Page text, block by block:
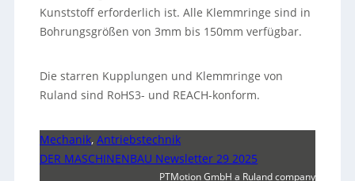
Kunststoff erforderlich ist. Alle Klemmringe sind in
Bohrungsgrößen von 3mm bis 150mm verfügbar.
Die starren Kupplungen und Klemmringe von
Ruland sind RoHS3- und REACH-konform.
Mechanik,Antriebstechnik
DER MASCHINENBAU Newsletter 29 2025
PTMotion GmbH a Ruland company